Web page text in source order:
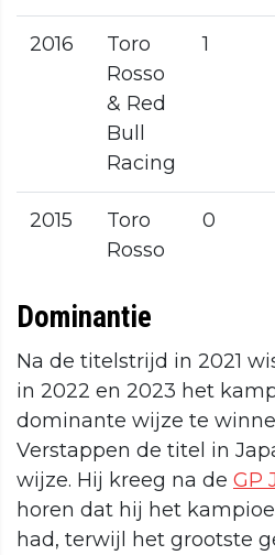
2016
Toro
Rosso
& Red
Bull
Racing
1
2015
Toro
Rosso
0
Dominantie
Na de titelstrijd in 2021
in 2022 en 2023 het
dominante wijze te
Verstappen de titel in
wijze. Hij kreeg na de GP
horen dat hij het
had, terwijl het grootste